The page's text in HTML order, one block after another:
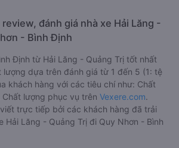
đánh giá nhà xe Hải Lăng -
- Bình Định
Định từ Hải Lăng - Quảng Trị tốt nhất
lượng dựa trên đánh giá từ 1 đến 5 (1: tệ
khách hàng với các tiêu chí như: Chất
lượng phục vụ trên Vexere.com.
trực tiếp bởi các khách hàng đã trải
Hải Lăng - Quảng Trị đi Quy Nhơn - Bình